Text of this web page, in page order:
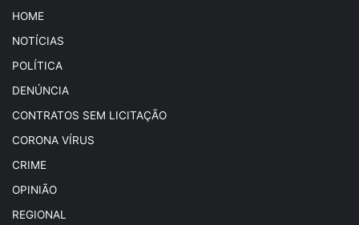
HOME
NOTÍCIAS
POLÍTICA
DENÚNCIA
CONTRATOS SEM LICITAÇÃO
CORONA VÍRUS
CRIME
OPINIÃO
REGIONAL